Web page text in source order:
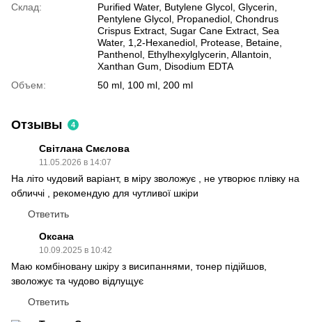
Склад:
Purified Water, Butylene Glycol, Glycerin,
Pentylene Glycol, Propanediol, Chondrus
Crispus Extract, Sugar Cane Extract, Sea
Water, 1,2-Hexanediol, Protease, Betaine,
Panthenol, Ethylhexylglycerin, Allantoin,
Xanthan Gum, Disodium EDTA
Объем:
50 ml, 100 ml, 200 ml
Отзывы 4
Світлана Смєлова
11.05.2026 в 14:07
На літо чудовий варіант, в міру зволожує , не утворює плівку на
обличчі , рекомендую для чутливої шкіри
Ответить
Оксана
10.09.2025 в 10:42
Маю комбіновану шкіру з висипаннями, тонер підійшов,
зволожує та чудово відлущує
Ответить